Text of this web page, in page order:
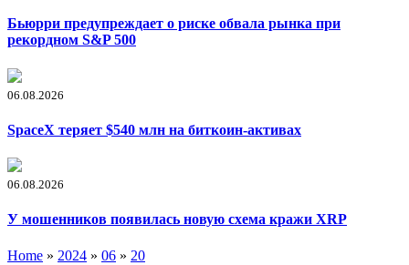
Бьюрри предупреждает о риске обвала рынка при
рекордном S&P 500
06.08.2026
SpaceX теряет $540 млн на биткоин-активах
06.08.2026
У мошенников появилась новую схема кражи XRP
Home » 2024 » 06 » 20